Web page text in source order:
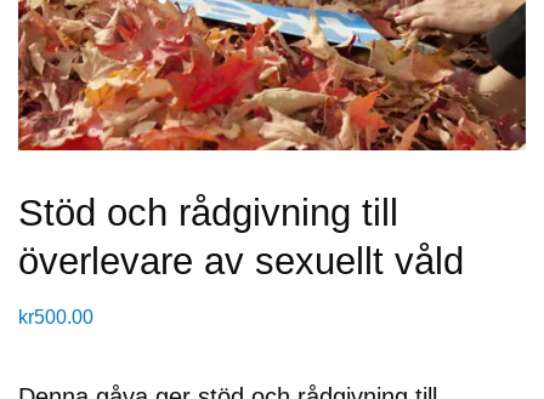
Stöd och rådgivning till
överlevare av sexuellt våld
kr500.00